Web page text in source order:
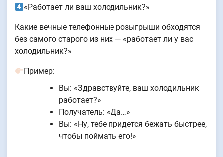
«Работает ли ваш холодильник?»
Какие вечные телефонные розыгрыши обходятся
без самого старого из них — «работает ли у вас
холодильник?»
Пример:
Вы: «Здравствуйте, ваш холодильник
работает?»
Получатель: «Да…»
Вы: «Ну, тебе придется бежать быстрее,
чтобы поймать его!»